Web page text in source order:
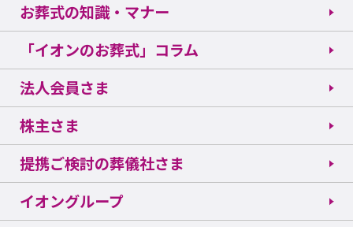
お葬式の知識・マナー
「イオンのお葬式」コラム
法人会員さま
株主さま
提携ご検討の葬儀社さま
イオングループ